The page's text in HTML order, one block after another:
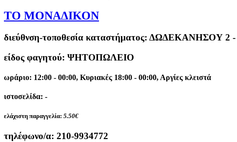
ΤΟ ΜΟΝΑΔΙΚΟΝ
διεύθνση-τοποθεσία καταστήματος: ΔΩΔΕΚΑΝΗΣΟΥ 2
είδος φαγητού: ΨΗΤΟΠΩΛΕΙΟ
ωράριο: 12:00 - 00:00, Κυριακές 18:00 - 00:00, Αργίες κλειστά
ιστοσελίδα: -
ελάχιστη παραγγελία: 5.50€
τηλέφωνο/α: 210-9934772